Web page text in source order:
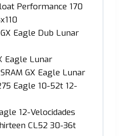
Performance 170
Eagle Dub Lunar
Eagle Lunar
SRAM GX Eagle Lunar
Eagle 10-52t 12-
12-Velocidades
CL52 30-36t